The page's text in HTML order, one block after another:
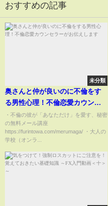
おすすめの記事
未分類
奥さんと仲が良いのに不倫をす
る男性心理！不倫恋愛カウンセ
ラーがお伝えします
・不倫の彼が「あなただけ」を愛す、秘密
の無料メール講座
https://furintowa.com/merumaga/ ・大人の
学校（オンラ...